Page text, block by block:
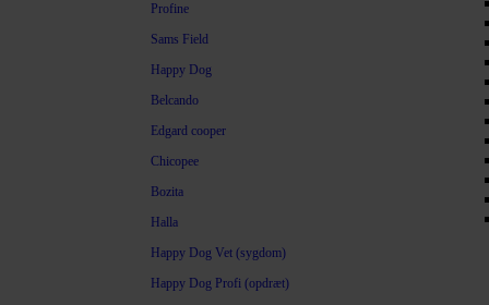
Profine
Sams Field
Happy Dog
Belcando
Edgard cooper
Chicopee
Bozita
Halla
Happy Dog Vet (sygdom)
Happy Dog Profi (opdræt)